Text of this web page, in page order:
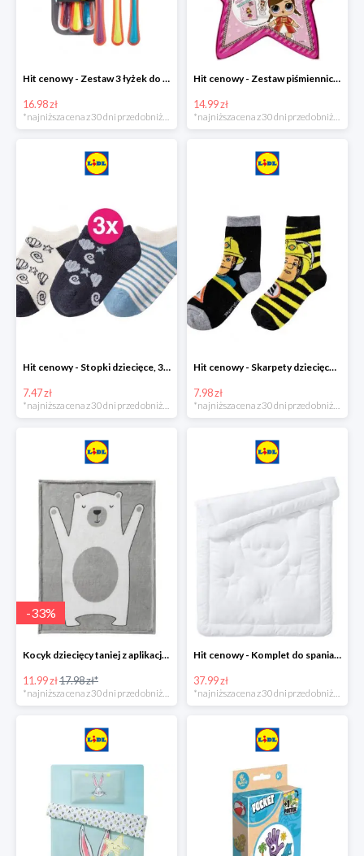
Hit cenowy - Zestaw 3 łyżek do karmienia wskazujących stopień ciepła
16.98 zł
*najniższa cena z 30 dni przed obniżką
Hit cenowy - Zestaw piśmienniczy dla dzieci
14.99 zł
*najniższa cena z 30 dni przed obniżką
Hit cenowy - Stopki dziecięce, 3 pary
7.47 zł
Hit cenowy - Skarpety dziecięce, 2 pary
7.98 zł
-33%
Kocyk dziecięcy taniej z aplikacją Lidl
11.99 zł17.98 zł*
Hit cenowy - Komplet do spania: kołdra i poduszka
37.99 zł